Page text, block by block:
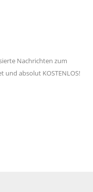
Nachrichten zum
und absolut KOSTENLOS!